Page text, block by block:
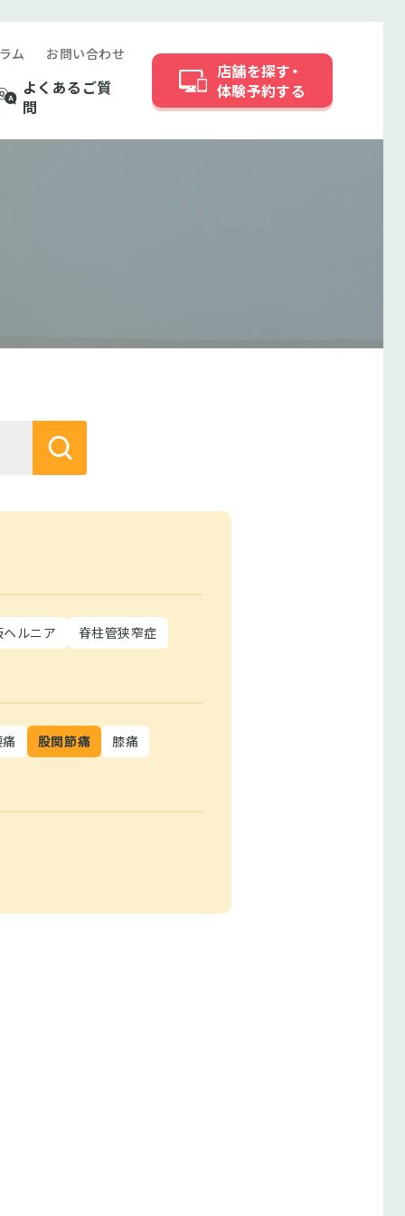
よくあるご質
問
ム お問い合わせ
店舗を探す・
体験予約する
ルニア 脊柱管狭窄症
股関節痛 膝痛